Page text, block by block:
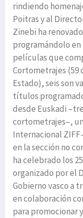
rindiendo
Poitras y al
Zinebi ha
programándolo en
películas que
Cortometrajes (59
Estado), seis son
títulos
desde Euskadi
cortometrajes–,
Internacional
en la sección no
ha celebrado los
organizado por el
Gobierno vasco a
en colaboración
para promocionar